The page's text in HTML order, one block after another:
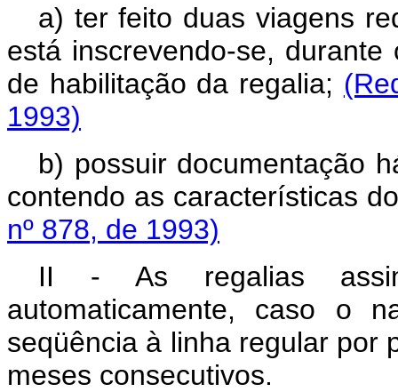
a) ter feito duas viagens
está inscrevendo-se,
de habilitação da regalia;
1993)
b) possuir documentação
contendo as características
nº 878, de 1993)
II - As regalias
automaticamente, caso o
seqüência à linha regular por
meses consecutivos.